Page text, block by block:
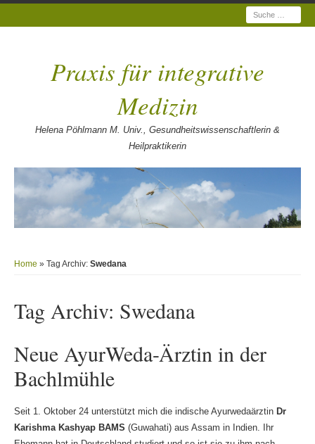
Suche
Praxis für integrative
Medizin
Helena Pöhlmann M. Univ., Gesundheitswissenschaftlerin &
Heilpraktikerin
Home » Tag Archiv: Swedana
Tag Archiv: Swedana
Neue AyurWeda-Ärztin in der
Bachlmühle
Seit 1. Oktober 24 unterstützt mich die indische Ayurwedaärztin Dr
Karishma Kashyap BAMS (Guwahati) aus Assam in Indien. Ihr